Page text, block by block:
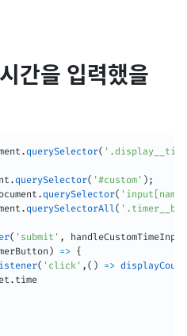
간을 입력했을
. querySelector(
. querySelector( '#custom' ) ;
. querySelector(
. querySelectorAll(
( 'submit' ,
handleCustomTimeInput
) => {
( 'click' , ( ) =>
. time